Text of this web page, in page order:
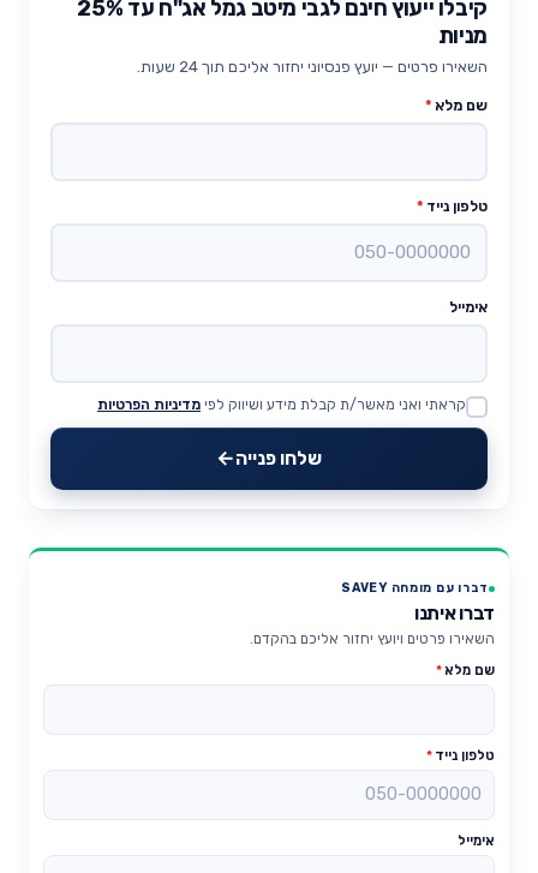
קיבלו ייעוץ חינם לגבי מיטב גמל אג"ח עד 25%
מניות
השאירו פרטים — יועץ פנסיוני יחזור אליכם תוך 24 שעות.
שם מלא *
טלפון נייד *
אימייל
Website
קראתי ואני מאשר/ת קבלת מידע ושיווק לפי מדיניות הפרטיות
שלחו פנייה
דברו עם מומחה SAVEY
דברו איתנו
השאירו פרטים ויועץ יחזור אליכם בהקדם.
שם מלא*
טלפון נייד *
אימייל